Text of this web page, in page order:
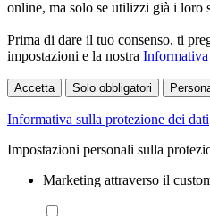
online, ma solo se utilizzi già i loro
Prima di dare il tuo consenso, ti
impostazioni e la nostra Informativa
Accetta Solo obbligatori
Informativa sulla protezione dei dati
Impostazioni personali sulla
Marketing attraverso il